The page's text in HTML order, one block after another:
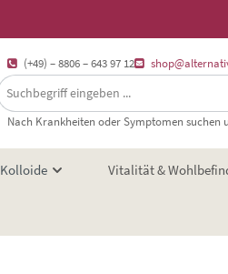
(+49) – 8806 – 643 97 12
Nach Krankheiten oder Symptomen suchen
Kolloide Vitalität &